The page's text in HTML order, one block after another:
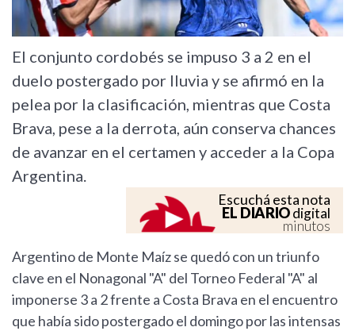
El conjunto cordobés se impuso 3 a 2 en el
duelo postergado por lluvia y se afirmó en la
pelea por la clasificación, mientras que Costa
Brava, pese a la derrota, aún conserva chances
de avanzar en el certamen y acceder a la Copa
Argentina.
Escuchá esta nota
EL DIARIOdigital
minutos
Argentino de Monte Maíz se quedó con un triunfo
clave en el Nonagonal "A" del Torneo Federal "A" al
imponerse 3 a 2 frente a Costa Brava en el encuentro
que había sido postergado el domingo por las intensas